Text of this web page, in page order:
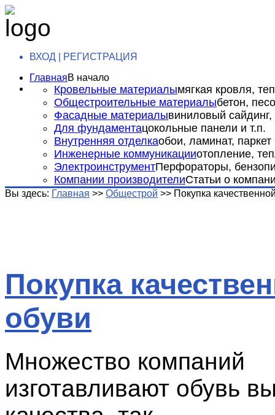
ВХОД | РЕГИСТРАЦИЯ
ГлавнаяВ начало
Кровельные материалымягкая кровля,
Общестроительные материалыбетон,
Фасадные материалывиниловый сайдинг,
Для фундаментацокольные панели и т.п.
Внутренняя отделкаобои, ламинат, паркет
Инженерные коммуникацииотопление,
ЭлектроинструментПерфораторы,
Компании производителиСтатьи о
Вы здесь: Главная >> Общестрой >> Покупка
Покупка
обуви
Множество компаний
изготавливают обувь